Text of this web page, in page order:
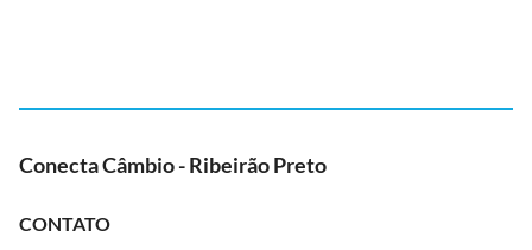
Conecta Câmbio - Ribeirão Preto
CONTATO